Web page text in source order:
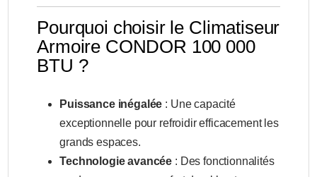
Pourquoi choisir le Climatiseur
Armoire CONDOR 100 000
BTU ?
Puissance inégalée : Une capacité
exceptionnelle pour refroidir efficacement les
grands espaces.
Technologie avancée : Des fonctionnalités